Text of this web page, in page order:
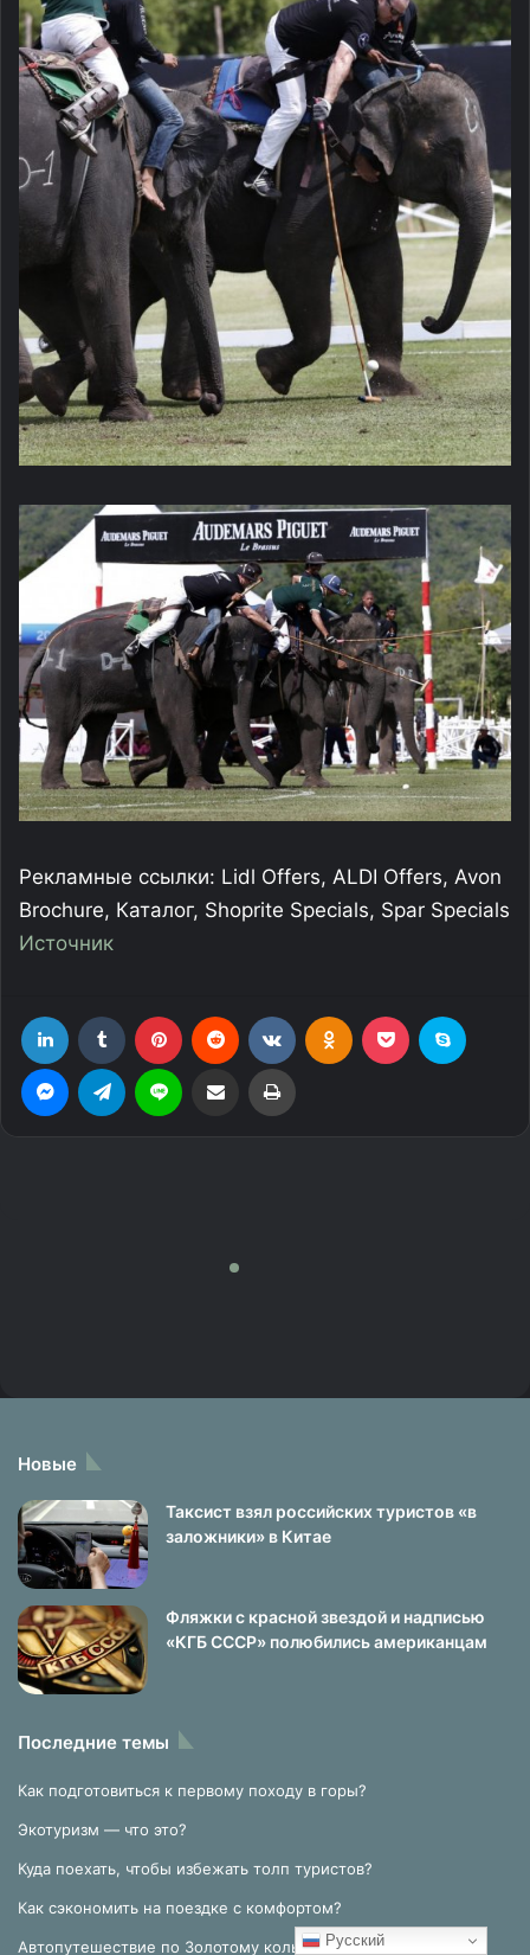
Новые
Таксист взял российских туристов «в
заложники» в Китае
Фляжки с красной звездой и надписью
«КГБ СССР» полюбились американцам
Последние темы
Как подготовиться к первому походу в горы?
Экотуризм — что это?
Куда поехать, чтобы избежать толп туристов?
Как сэкономить на поездке с комфортом?
Автопутешествие по Золотому кольцу Русский